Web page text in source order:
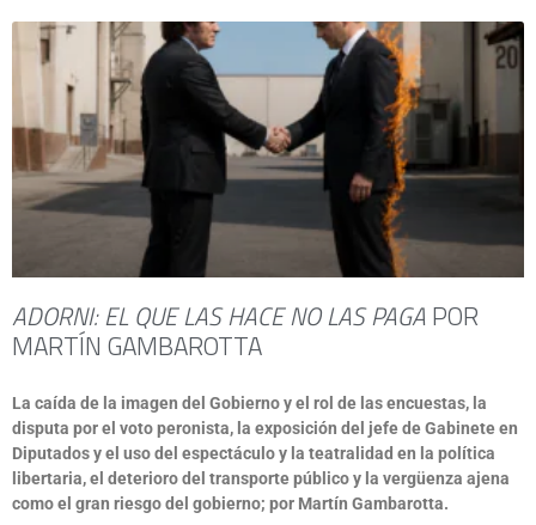
ADORNI: EL QUE LAS HACE NO LAS PAGAPOR
MARTÍN GAMBAROTTA
La caída de la imagen del Gobierno y el rol de las encuestas, la
disputa por el voto peronista, la exposición del jefe de Gabinete en
Diputados y el uso del espectáculo y la teatralidad en la política
libertaria, el deterioro del transporte público y la vergüenza ajena
como el gran riesgo del gobierno; por Martín Gambarotta.